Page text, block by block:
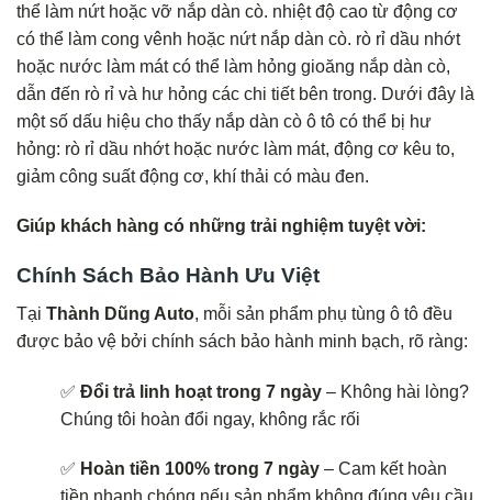
thể làm nứt hoặc vỡ nắp dàn cò. nhiệt độ cao từ động cơ
có thể làm cong vênh hoặc nứt nắp dàn cò. rò rỉ dầu nhớt
hoặc nước làm mát có thể làm hỏng gioăng nắp dàn cò,
dẫn đến rò rỉ và hư hỏng các chi tiết bên trong. Dưới đây là
một số dấu hiệu cho thấy nắp dàn cò ô tô có thể bị hư
hỏng: rò rỉ dầu nhớt hoặc nước làm mát, động cơ kêu to,
giảm công suất động cơ, khí thải có màu đen.
Giúp khách hàng có những trải nghiệm tuyệt vời:
Chính Sách Bảo Hành Ưu Việt
Tại Thành Dũng Auto, mỗi sản phẩm phụ tùng ô tô đều
được bảo vệ bởi chính sách bảo hành minh bạch, rõ ràng:
✅ Đổi trả linh hoạt trong 7 ngày – Không hài lòng?
Chúng tôi hoàn đổi ngay, không rắc rối
✅ Hoàn tiền 100% trong 7 ngày – Cam kết hoàn